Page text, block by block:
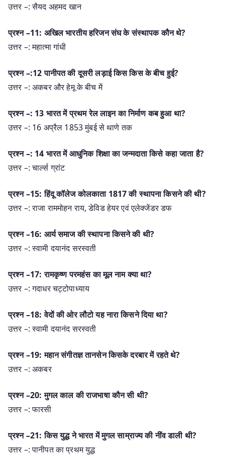
उत्तर –: सैयद अहमद खान
प्रश्न –11: अखिल भारतीय हरिजन संघ के संस्थापक कौन थे?
उत्तर –: महात्मा गांधी
प्रश्न –:12 पानीपत की दूसरी लड़ाई किस किस के बीच हुई?
उत्तर –: अकबर और हेमू के बीच में
प्रश्न –: 13 भारत में प्रथम रेल लाइन का निर्माण कब हुआ था?
उत्तर –: 16 अप्रैल 1853 मुंबई से थाणे तक
प्रश्न –: 14 भारत में आधुनिक शिक्षा का जन्मदाता किसे कहा जाता है?
उत्तर –: चार्ल्स ग्रांट
प्रश्न –15: हिंदू कॉलेज कोलकाता 1817 की स्थापना किसने की थी?
उत्तर –: राजा राममोहन राय, डेविड हेयर एवं एलेक्जेंडर डफ
प्रश्न –16: आर्य समाज की स्थापना किसने की थी?
उत्तर –: स्वामी दयानंद सरस्वती
प्रश्न –17: रामकृष्ण परमहंस का मूल नाम क्या था?
उत्तर –: गदाधर चट्टोपाध्याय
प्रश्न –18: वेदों की ओर लौटो यह नारा किसने दिया था?
उत्तर –: स्वामी दयानंद सरस्वती
प्रश्न –19: महान संगीतज्ञ तानसेन किसके दरबार में रहते थे?
उत्तर –: अकबर
प्रश्न –20: मुगल काल की राजभाषा कौन सी थी?
उत्तर –: फारसी
प्रश्न –21: किस युद्ध ने भारत में मुगल साम्राज्य की नींव डाली थी?
उत्तर –: पानीपत का प्रथम युद्ध